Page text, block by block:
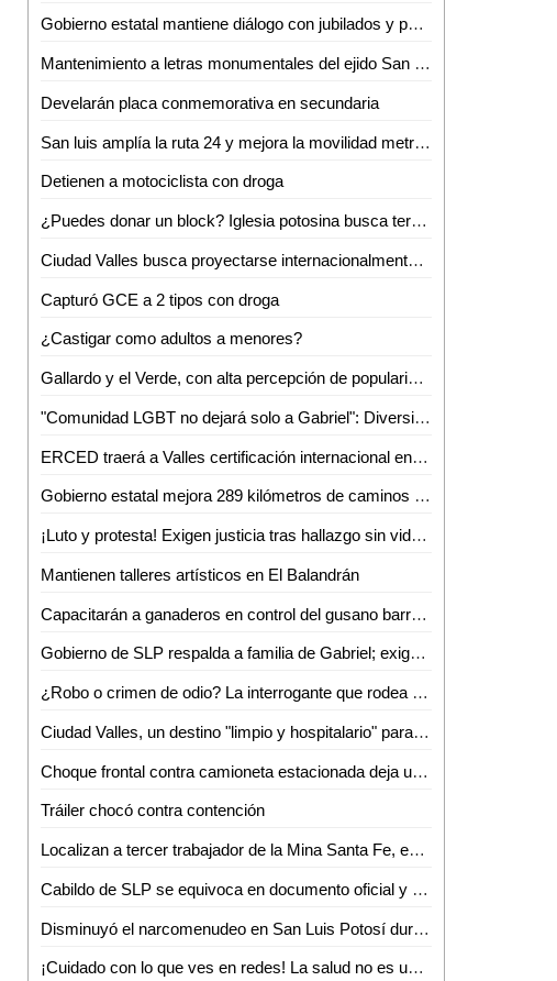
Gobierno estatal mantiene diálogo con jubilados y pensionados
Mantenimiento a letras monumentales del ejido San Marcos
Develarán placa conmemorativa en secundaria
San luis amplía la ruta 24 y mejora la movilidad metropolitana
Detienen a motociclista con droga
¿Puedes donar un block? Iglesia potosina busca terminar su centro administrativo en Valles
Ciudad Valles busca proyectarse internacionalmente con evento de ganado Brahman
Capturó GCE a 2 tipos con droga
¿Castigar como adultos a menores?
Gallardo y el Verde, con alta percepción de popularidad en SLP: Roy Campos
"Comunidad LGBT no dejará solo a Gabriel": Diversidad e Igualdad alza la voz por su asesinato
ERCED traerá a Valles certificación internacional en reanimación cardiopulmonar
Gobierno estatal mejora 289 kilómetros de caminos en marzo
¡Luto y protesta! Exigen justicia tras hallazgo sin vida de joven enfermero vallense
Mantienen talleres artísticos en El Balandrán
Capacitarán a ganaderos en control del gusano barrenador
Gobierno de SLP respalda a familia de Gabriel; exigen resultados a la Fiscalía de Valles
¿Robo o crimen de odio? La interrogante que rodea la muerte de Gabriel García Balleza
Ciudad Valles, un destino "limpio y hospitalario" para el turismo nacional: Ana Pelayo
Choque frontal contra camioneta estacionada deja un lesionado en la colonia Obrera
Tráiler chocó contra contención
Localizan a tercer trabajador de la Mina Santa Fe, en Sinaloa
Cabildo de SLP se equivoca en documento oficial y genera confusión en cambio de nombre de avenida
Disminuyó el narcomenudeo en San Luis Potosí durante febrero
¡Cuidado con lo que ves en redes! La salud no es una moda, advierte nutrióloga